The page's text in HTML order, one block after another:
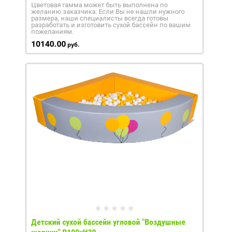
Цветовая гамма может быть выполнена по
желанию заказчика. Если Вы не нашли нужного
размера, наши специалисты всегда готовы
разработать и изготовить сухой бассейн по вашим
пожеланиям.
10140.00 руб.
Детский сухой бассейн угловой "Воздушные